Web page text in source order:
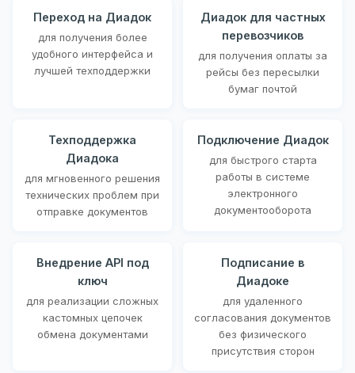
Переход на Диадок
для получения более
удобного интерфейса и
лучшей техподдержки
Диадок для частных
перевозчиков
для получения оплаты за
рейсы без пересылки
бумаг почтой
Техподдержка
Диадока
для мгновенного решения
технических проблем при
отправке документов
Подключение Диадок
для быстрого старта
работы в системе
электронного
документооборота
Внедрение API под
ключ
для реализации сложных
кастомных цепочек
обмена документами
Подписание в
Диадоке
для удаленного
согласования документов
без физического
присутствия сторон